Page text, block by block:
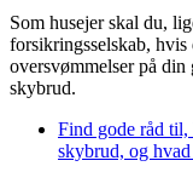
Som husejer skal du,
forsikringsselskab,
oversvømmelser på
skybrud.
Find gode råd til,
skybrud, og